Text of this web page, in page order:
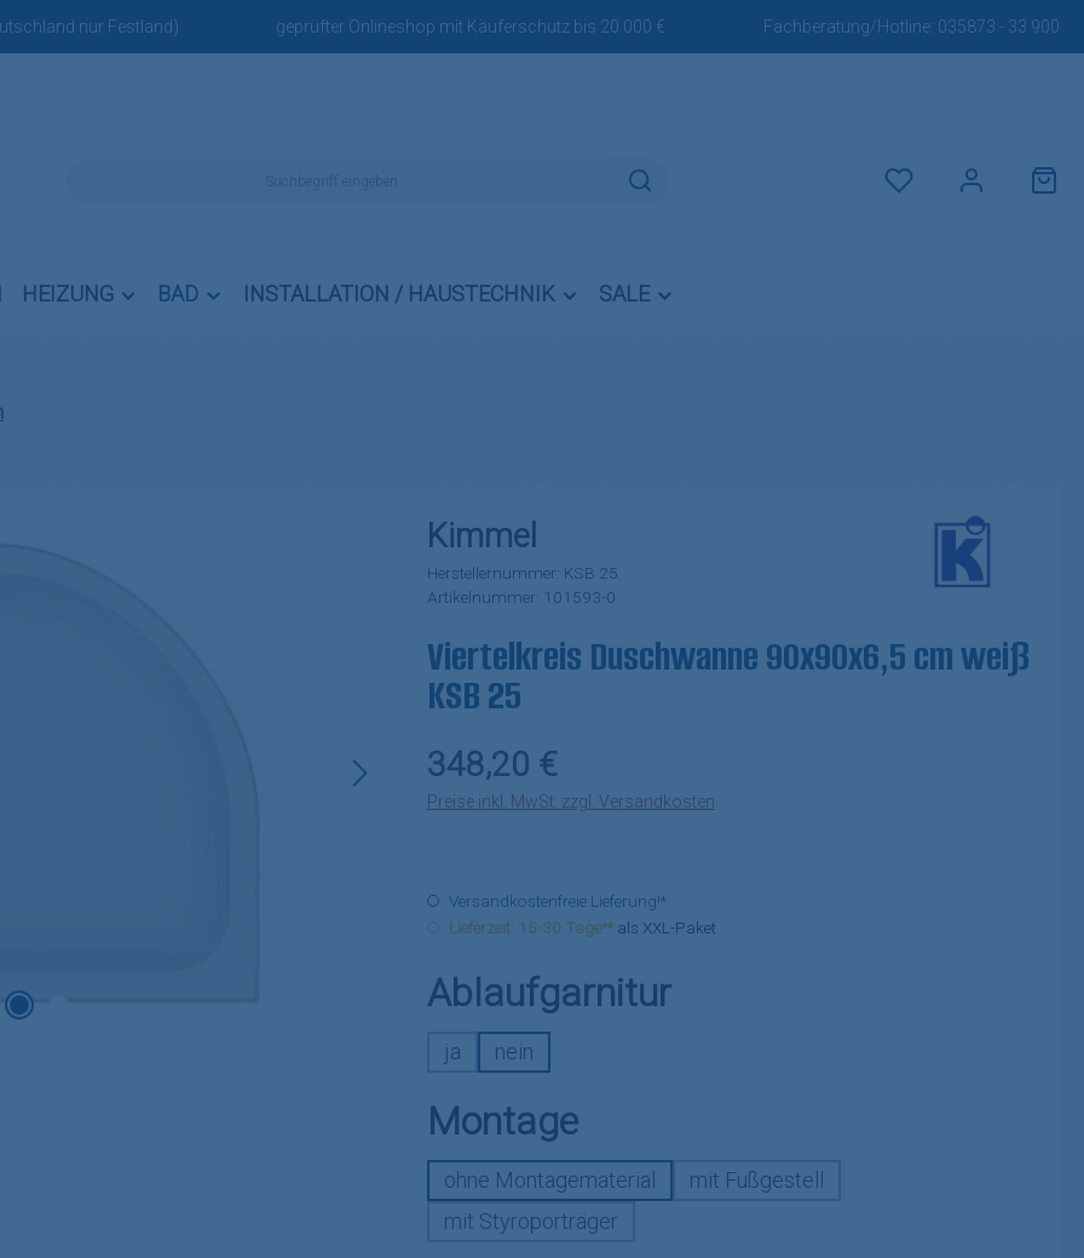
nur Festland) geprüfter Onlineshop mit Käuferschutz bis 20.000 € Fachberatung/Hotline: 035873 - 33 900
HEIZUNG BAD INSTALLATION / HAUSTECHNIK SALE
Kimmel
Herstellernummer: KSB 25
Artikelnummer: 101593-0
Viertelkreis Duschwanne 90x90x6,5 cm weiß
KSB 25
Regulärer Preis:
348,20 €
Preise inkl. MwSt. zzgl. Versandkosten
Versandkostenfreie Lieferung!*
Lieferzeit: 15-30 Tage**als XXL-Paket
Ablaufgarniturauswählen
ja nein
Montageauswählen
ohne Montagematerial
mit Fußgestell
mit Styroporträger